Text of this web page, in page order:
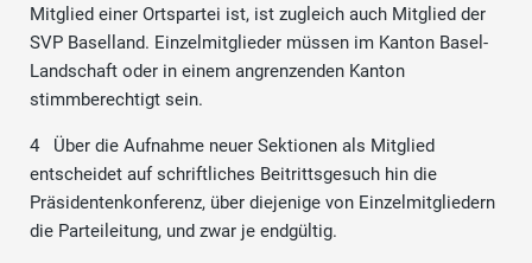
Mitglied einer Ortspartei ist, ist zugleich auch Mitglied der
SVP Baselland. Einzelmitglieder müssen im Kanton Basel-
Landschaft oder in einem angrenzenden Kanton
stimmberechtigt sein.
4 Über die Aufnahme neuer Sektionen als Mitglied
entscheidet auf schriftliches Beitrittsgesuch hin die
Präsidentenkonferenz, über diejenige von Einzelmitgliedern
die Parteileitung, und zwar je endgültig.